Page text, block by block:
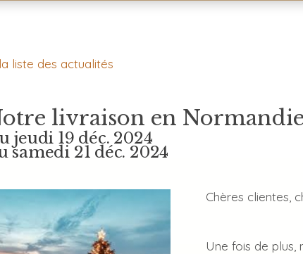
liste des actualités
livraison en
jeudi 19 déc. 2024
samedi 21 déc. 2024
Chères clientes,
Une fois de